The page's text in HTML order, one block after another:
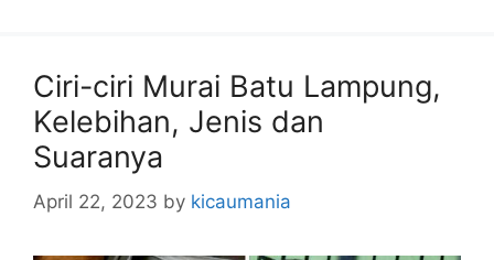
Ciri-ciri Murai Batu Lampung,
Kelebihan, Jenis dan
Suaranya
April 22, 2023 by kicaumania